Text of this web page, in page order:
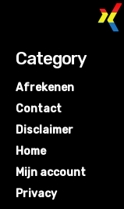
Category
Afrekenen
Contact
Disclaimer
Home
Mijn account
Privacy